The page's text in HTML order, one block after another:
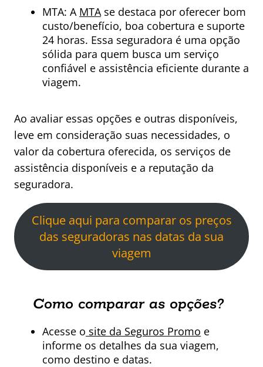
MTA: A MTA se destaca por oferecer bom
custo/benefício, boa cobertura e suporte
24 horas. Essa seguradora é uma opção
sólida para quem busca um serviço
confiável e assistência eficiente durante a
viagem.
Ao avaliar essas opções e outras disponíveis,
leve em consideração suas necessidades, o
valor da cobertura oferecida, os serviços de
assistência disponíveis e a reputação da
seguradora.
Clique aqui para comparar os preços
das seguradoras nas datas da sua
viagem
Como comparar as opções?
Acesse o site da Seguros Promo e
informe os detalhes da sua viagem,
como destino e datas.